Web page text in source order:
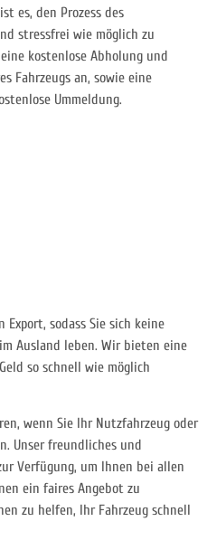
es, den Prozess des
stressfrei wie möglich zu
kostenlose Abholung und
Fahrzeugs an, sowie eine
Ummeldung.
sodass Sie sich keine
Ausland leben. Wir bieten eine
so schnell wie möglich
wenn Sie Ihr Nutzfahrzeug oder
Unser freundliches und
Verfügung, um Ihnen bei allen
ein faires Angebot zu
zu helfen, Ihr Fahrzeug schnell